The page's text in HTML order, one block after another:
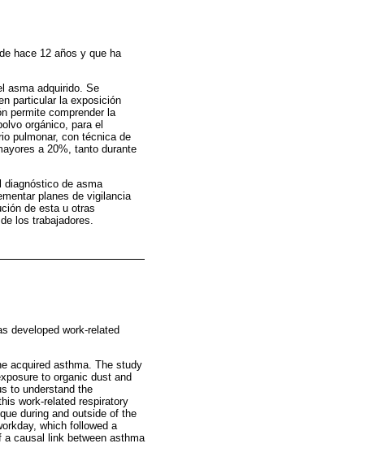
hace 12 años y que ha
asma adquirido. Se
particular la exposición
permite comprender la
orgánico, para el
pulmonar, con técnica de
a 20%, tanto durante
diagnóstico de asma
planes de vigilancia
de esta u otras
los trabajadores.
developed work-related
acquired asthma. The study
to organic dust and
to understand the
work-related respiratory
during and outside of the
which followed a
causal link between asthma